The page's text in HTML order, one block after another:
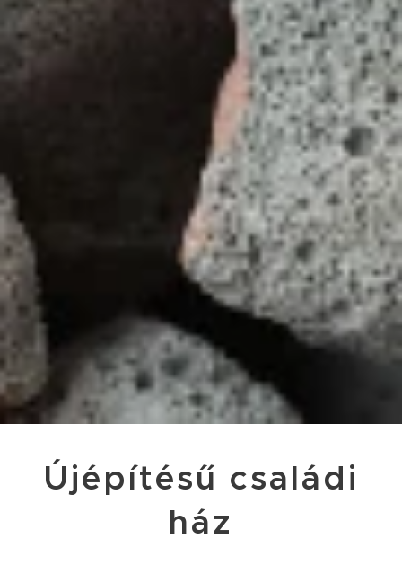
Újépítésű családi
ház